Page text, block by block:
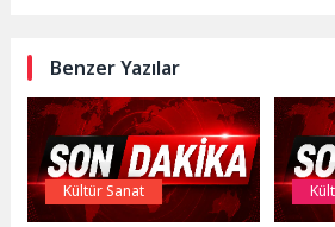
Benzer Yazılar
Kültür Sanat